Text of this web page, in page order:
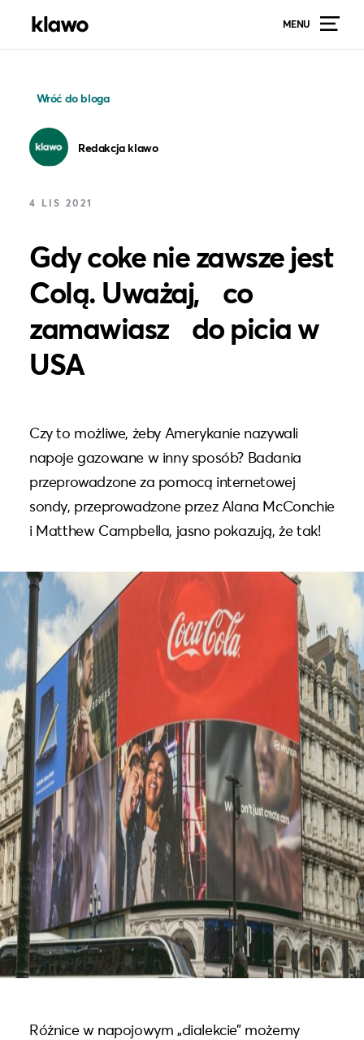
MENU
Wróć do bloga
Redakcja klawo
4 LIS 2021
Gdy coke nie zawsze jest
Colą. Uważaj, co
zamawiasz do picia w
USA
Czy to możliwe, żeby Amerykanie nazywali
napoje gazowane w inny sposób? Badania
przeprowadzone za pomocą internetowej
sondy, przeprowadzone przez Alana McConchie
i Matthew Campbella, jasno pokazują, że tak!
Różnice w napojowym „dialekcie” możemy